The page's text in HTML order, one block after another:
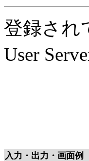
登録され
User
入力・出力・画面例